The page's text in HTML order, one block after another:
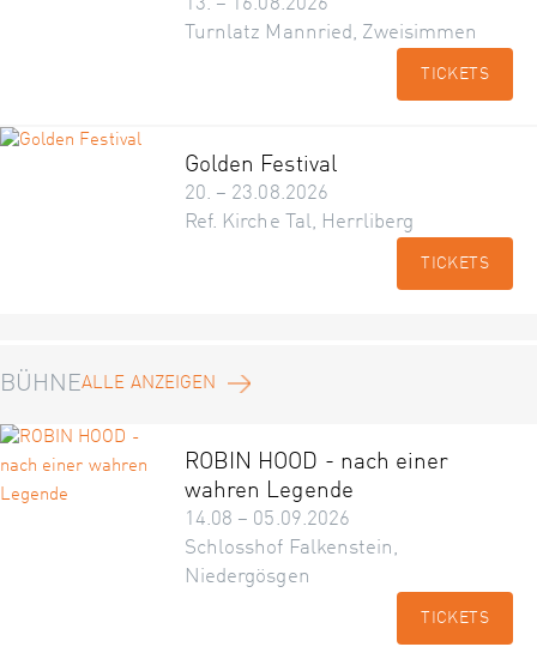
13. – 16.08.2026
Turnlatz Mannried, Zweisimmen
TICKETS
Golden Festival
20. – 23.08.2026
Ref. Kirche Tal, Herrliberg
TICKETS
BÜHNEALLE ANZEIGEN
ROBIN HOOD - nach einer
wahren Legende
14.08 – 05.09.2026
Schlosshof Falkenstein,
Niedergösgen
TICKETS